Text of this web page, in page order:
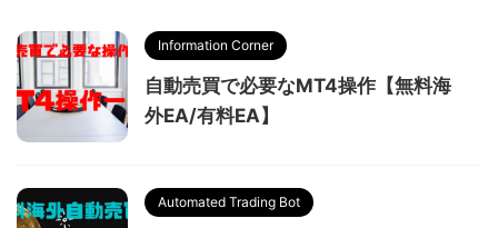
Information Corner
自動売買で必要なMT4操作【無料海
外EA/有料EA】
Automated Trading Bot